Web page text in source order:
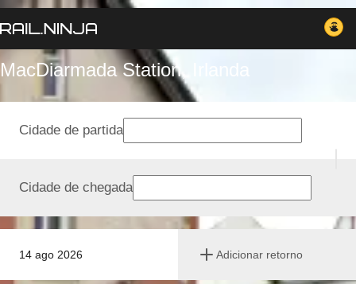
MacDiarmada Station, Irlanda
14 ago 2026 Adicionar retorno
Cidade de partida
Cidade de chegada